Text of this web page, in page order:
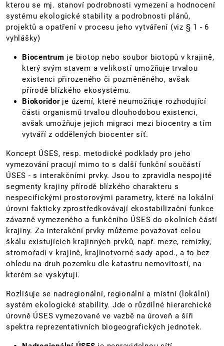
kterou se mj. stanoví podrobnosti vymezení a hodnocení
systému ekologické stability a podrobnosti plánů,
projektů a opatření v procesu jeho vytváření (viz § 1 - 6
vyhlášky)
Biocentrum je biotop nebo soubor biotopů v krajině,
který svým stavem a velikostí umožňuje trvalou
existenci přirozeného či pozměněného, avšak
přírodě blízkého ekosystému.
Biokoridorje území, které neumožňuje rozhodující
části organismů trvalou dlouhodobou existenci,
avšak umožňuje jejich migraci mezi biocentry a tím
vytváří z oddělených biocenter síť.
Koncept ÚSES, resp. metodické podklady pro jeho
vymezování pracují mimo to s další funkční součástí
ÚSES - s interakčními prvky. Jsou to zpravidla nespojité
segmenty krajiny přírodě blízkého charakteru s
nespecifickými prostorovými parametry, které na lokální
úrovni fakticky zprostředkovávají ekostabilizační funkce
závazně vymezeného a funkčního ÚSES do okolních částí
krajiny. Za interakční prvky můžeme považovat celou
škálu existujících krajinných prvků, např. meze, remízky,
stromořadí v krajině, krajinotvorné sady apod., a to bez
ohledu na druh pozemku dle katastru nemovitostí, na
kterém se vyskytují.
Rozlišuje se nadregionální, regionální a místní (lokální)
systém ekologické stability. Jde o růzdílné hierarchické
úrovně ÚSES vymezované ve vazbě na úroveň a šíři
spektra reprezentativních biogeografických jednotek.